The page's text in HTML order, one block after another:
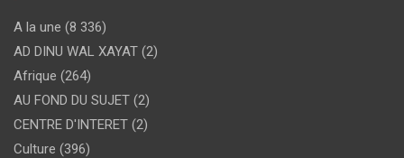
A la une (8 336)
AD DINU WAL XAYAT (2)
Afrique (264)
AU FOND DU SUJET (2)
CENTRE D'INTERET (2)
Culture (396)